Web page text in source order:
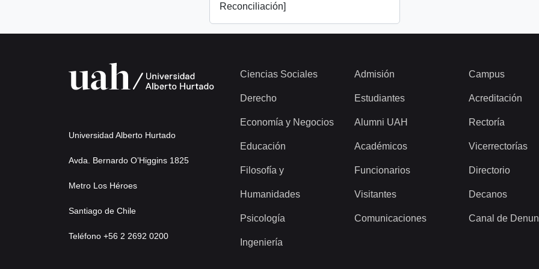
Reconciliación]
Universidad Alberto Hurtado
Avda. Bernardo O’Higgins 1825
Metro Los Héroes
Santiago de Chile
Teléfono +56 2 2692 0200
Ciencias Sociales
Derecho
Economía y Negocios
Educación
Filosofía y
Humanidades
Psicología
Ingeniería
Admisión
Estudiantes
Alumni UAH
Académicos
Funcionarios
Visitantes
Comunicaciones
Campus
Acreditación
Rectoría
Vicerrectorías
Directorio
Decanos
Canal de